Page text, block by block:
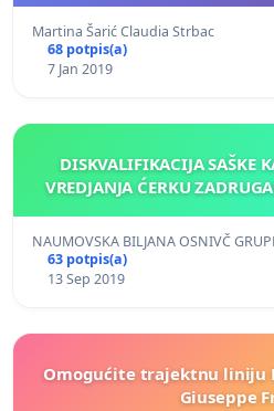
Martina Šarić Claudia Strbac
68 potpis(a)
7 Jan 2019
DISKVALIFIKACIJA SAŠKE
VREDJANJA ĆERKU
NAUMOVSKA BILJANA OSNIVČ
63 potpis(a)
13 Sep 2019
Omogućite trajektnu liniju
Giuseppe